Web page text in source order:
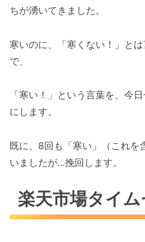
ちが湧いてきました。
寒いのに、「寒くない！」と
で、
「寒い！」という言葉を、今
にします。
既に、8回も「寒い」（これを
いましたが…挽回します。
楽天市場タイ